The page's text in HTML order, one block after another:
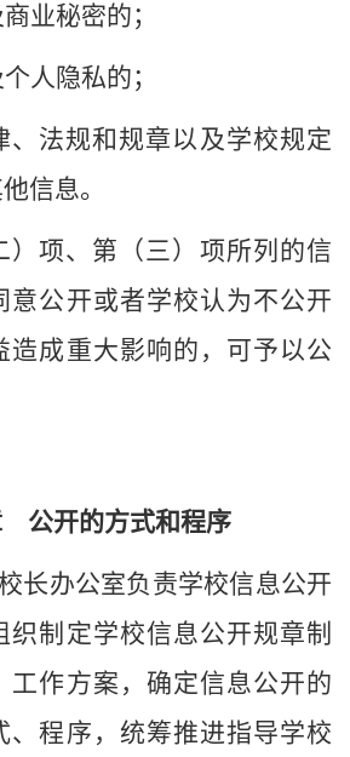
业秘密的；
人隐私的；
、法规和规章以及学校规定
信息。
）项、第（三）项所列的信
意公开或者学校认为不公开
造成重大影响的，可予以公
公开的方式和程序
长办公室负责学校信息公开
织制定学校信息公开规章制
工作方案，确定信息公开的
、程序，统筹推进指导学校